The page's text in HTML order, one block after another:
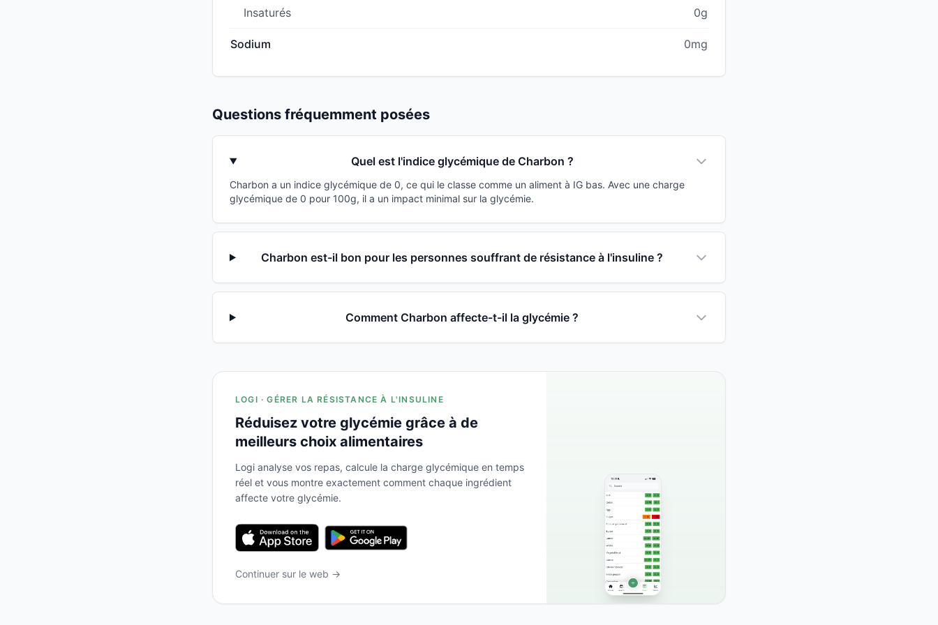
Insaturés 0g
Sodium 0mg
Questions fréquemment posées
Quel est l'indice glycémique de Charbon ?
Charbon a un indice glycémique de 0, ce qui le classe comme un aliment à IG bas. Avec une charge
glycémique de 0 pour 100g, il a un impact minimal sur la glycémie.
Charbon est-il bon pour les personnes souffrant de résistance à l'insuline ?
Comment Charbon affecte-t-il la glycémie ?
LOGI · GÉRER LA RÉSISTANCE À L'INSULINE
Réduisez votre glycémie grâce à de
meilleurs choix alimentaires
Logi analyse vos repas, calcule la charge glycémique en temps
réel et vous montre exactement comment chaque ingrédient
affecte votre glycémie.
Continuer sur le web →